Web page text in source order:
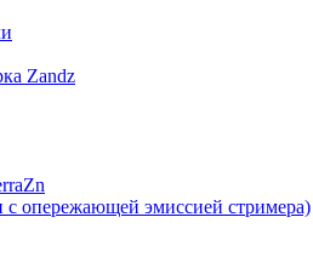
Zandz
опережающей эмиссией стримера)